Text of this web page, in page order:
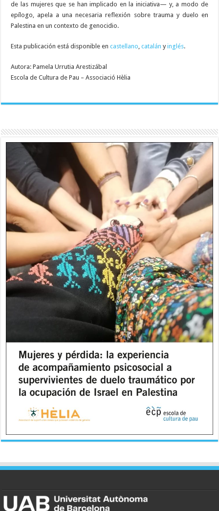
de las mujeres que se han implicado en la iniciativa— y, a modo de
epílogo, apela a una necesaria reflexión sobre trauma y duelo en
Palestina en un contexto de genocidio.
Esta publicación está disponible encastellano,catalán yinglés.
Autora: Pamela Urrutia Arestizábal
Escola de Cultura de Pau – Associació Hèlia